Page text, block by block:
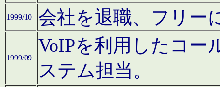
1999/10 会社を退職、フリー
1999/09
VoIPを利用したコー
ステム担当。